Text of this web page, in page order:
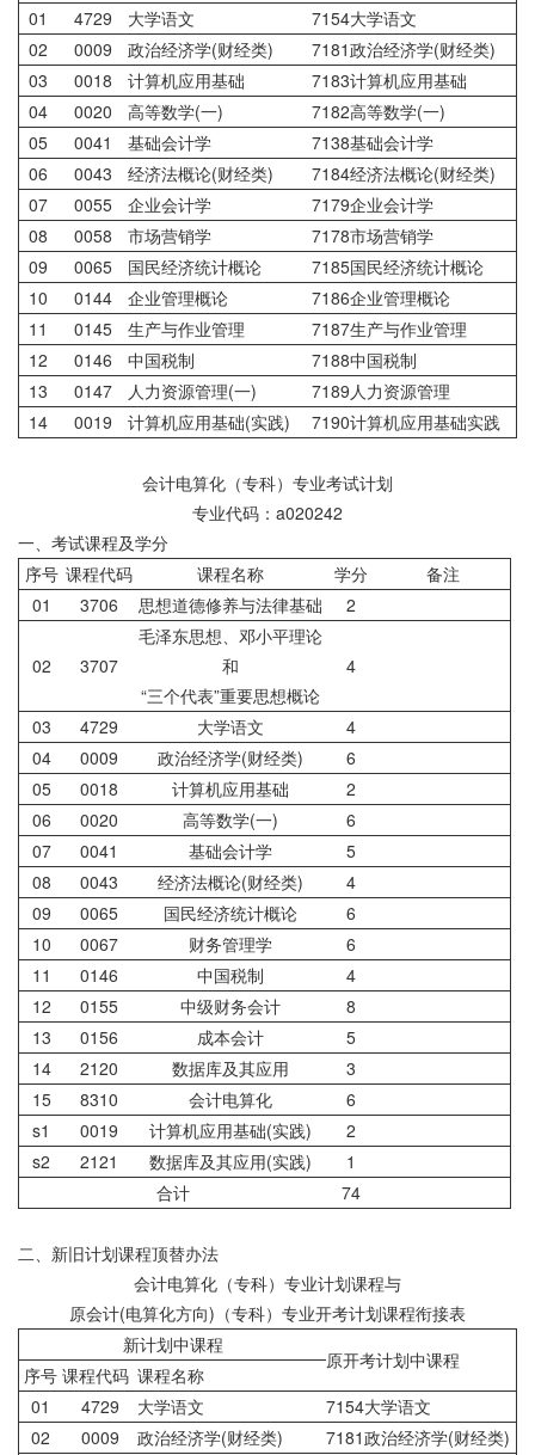
01
4729 大学语文
7154大学语文
02
0009 政治经济学(财经类)
7181政治经济学(财经类)
03
0018 计算机应用基础
7183计算机应用基础
04
0020 高等数学(一)
7182高等数学(一)
05
0041 基础会计学
7138基础会计学
06
0043 经济法概论(财经类)
7184经济法概论(财经类)
07
0055 企业会计学
7179企业会计学
08
0058 市场营销学
7178市场营销学
09
0065 国民经济统计概论
7185国民经济统计概论
10
0144 企业管理概论
7186企业管理概论
11
0145 生产与作业管理
7187生产与作业管理
12
0146 中国税制
7188中国税制
13
0147 人力资源管理(一)
7189人力资源管理
14
0019 计算机应用基础(实践) 7190计算机应用基础实践
会计电算化（专科）专业考试计划
专业代码：a020242
一、考试课程及学分
序号 课程代码 课程名称 学分
备注
01
3706 思想道德修养与法律基础 2
02 3707
毛泽东思想、邓小平理论
和
“三个代表”重要思想概论
4
03 4729 大学语文
4
04
0009 政治经济学(财经类)
6
05
0018 计算机应用基础
2
06
0020 高等数学(一)
6
07
0041 基础会计学
5
08
0043 经济法概论(财经类)
4
09
0065 国民经济统计概论
6
10
0067 财务管理学
6
11
0146 中国税制
4
12
0155 中级财务会计
8
13
0156 成本会计
5
14
2120 数据库及其应用
3
15
8310 会计电算化
6
s1
0019 计算机应用基础(实践)
2
s2
2121 数据库及其应用(实践)
1
合计
74
二、新旧计划课程顶替办法
会计电算化（专科）专业计划课程与
原会计(电算化方向)（专科）专业开考计划课程衔接表
新计划中课程
原开考计划中课程
序号 课程代码 课程名称
01
4729 大学语文
7154大学语文
02
0009 政治经济学(财经类)
7181政治经济学(财经类)